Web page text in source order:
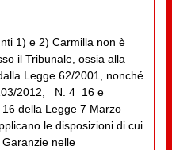
1) e 2) Carmilla non è
il Tribunale, ossia alla
Legge 62/2001, nonché
2012, _N. 4_16 e
16 della Legge 7 Marzo
le disposizioni di cui
nelle